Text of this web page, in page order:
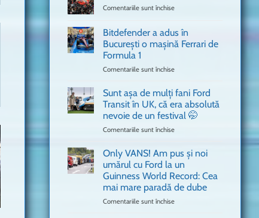
Comentariile sunt închise
Ferrari
cum
n-
Bitdefender a adus în
București o mașină Ferrari de
Formula 1
Comentariile sunt închise
a
adus
în
București
Ferrari
Formula
1
Sunt așa de mulți fani Ford
Transit în UK, că era absolută
nevoie de un festival 🤭
Comentariile sunt închise
de
mulți
fani
Ford
Only VANS! Am pus și noi
umărul cu Ford la un
Guinness World Record: Cea
mai mare paradă de dube
Comentariile sunt închise